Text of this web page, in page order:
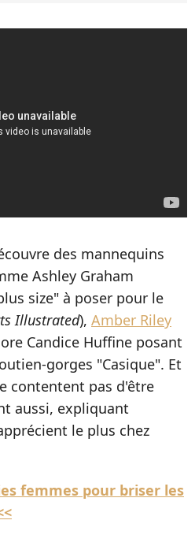
des mannequins
Ashley Graham
size" à poser pour le
Illustrated), Amber Riley
Candice Huffine posant
gorges "Casique". Et
contentent pas d'être
aussi, expliquant
le plus chez
femmes pour briser les